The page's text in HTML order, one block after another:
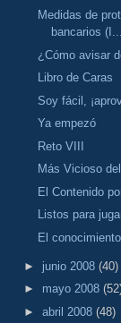
Medidas de
bancarios (I...
¿Cómo avisar
Libro de Caras
Soy fácil,
Ya empezó
Reto VIII
Más Vicioso
El Contenido
Listos para
El
► junio 2008 (40)
► mayo 2008
► abril 2008 (48)